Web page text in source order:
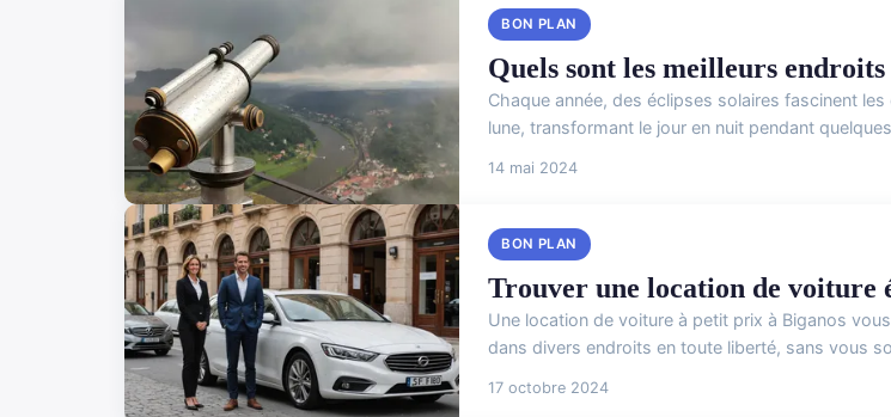
BON PLAN
Quels sont les meilleurs
Chaque année, des éclipses solaires fascinent
lune, transformant le jour en nuit pendant
14 mai 2024
BON PLAN
Trouver une location de voiture
Une location de voiture à petit prix à Biganos
dans divers endroits en toute liberté, sans vous
17 octobre 2024